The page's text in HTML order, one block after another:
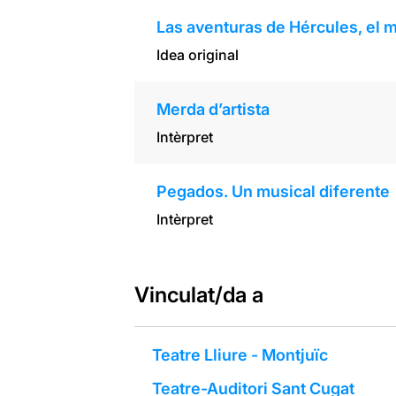
Las aventuras de Hércules, el
Idea original
Merda d’artista
Intèrpret
Pegados. Un musical diferente
Intèrpret
Vinculat/da a
Teatre Lliure - Montjuïc
Teatre-Auditori Sant Cugat